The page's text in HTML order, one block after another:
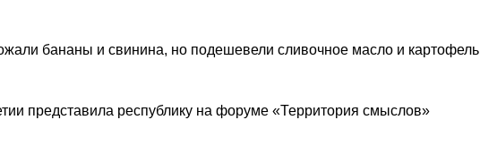
бананы и свинина, но подешевели сливочное масло и картофель
представила республику на форуме «Территория смыслов»